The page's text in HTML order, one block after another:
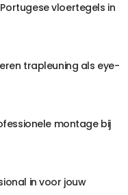
vloertegels in
trapleuning als eye-
montage bij
in voor jouw